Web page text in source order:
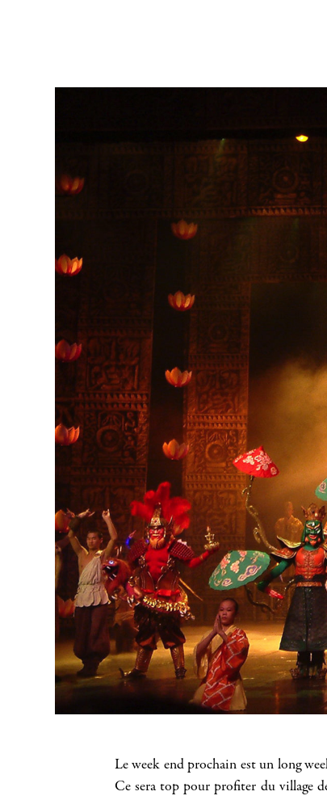
Le week end prochain est un long
Ce sera top pour profiter du village